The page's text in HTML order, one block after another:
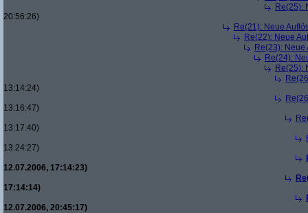
Re(25):
20:56:26)
Re(21): Neue
Re(22): Neue
Re(23):
Re(24):
Re(25):
13:14:24)
13:16:47)
13:17:40)
13:24:27)
12.07.2006, 17:14:23)
17:14:14)
12.07.2006, 20:45:17)